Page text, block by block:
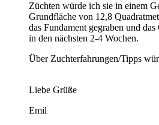
Züchten würde ich sie in einem
Grundfläche von 12,8
das Fundament gegraben und
in den nächsten 2-4 Wochen.
Über Zuchterfahrungen/Tipps
Liebe Grüße
Emil